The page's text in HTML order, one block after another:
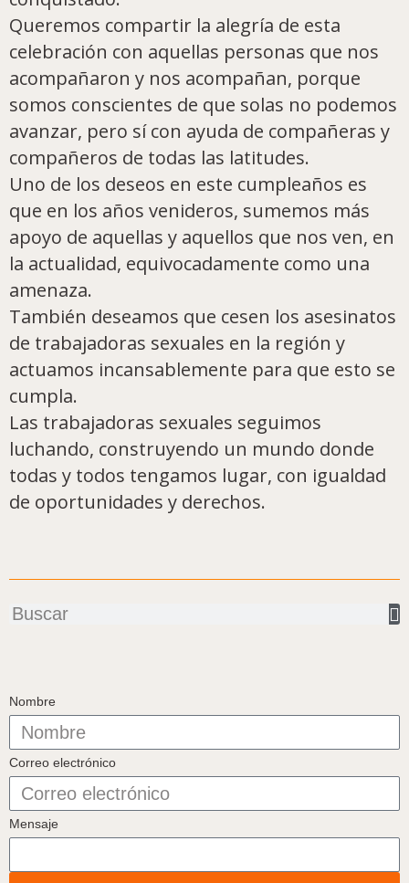
Queremos compartir la alegría de esta
celebración con aquellas personas que nos
acompañaron y nos acompañan, porque
somos conscientes de que solas no podemos
avanzar, pero sí con ayuda de compañeras y
compañeros de todas las latitudes.
Uno de los deseos en este cumpleaños es
que en los años venideros, sumemos más
apoyo de aquellas y aquellos que nos ven, en
la actualidad, equivocadamente como una
amenaza.
También deseamos que cesen los asesinatos
de trabajadoras sexuales en la región y
actuamos incansablemente para que esto se
cumpla.
Las trabajadoras sexuales seguimos
luchando, construyendo un mundo donde
todas y todos tengamos lugar, con igualdad
de oportunidades y derechos.
Buscar
Nombre
Correo electrónico
Mensaje